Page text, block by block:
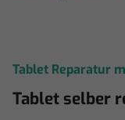
Tablet Reparatur
Tablet selber